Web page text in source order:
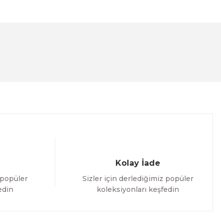
Kolay İade
Sizler için derlediğimiz popüler
koleksiyonları keşfedin